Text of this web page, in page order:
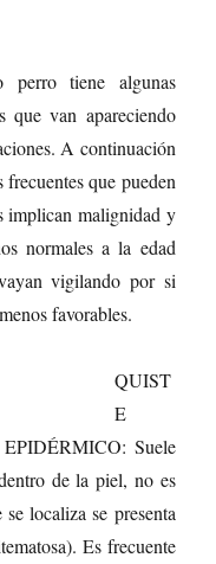
perro tiene algunas
que van apareciendo
A continuación
que pueden
implican malignidad y
normales a la edad
vigilando por si
favorables.
QUIST
E
Suele
de la piel, no es
localiza se presenta
Es frecuente